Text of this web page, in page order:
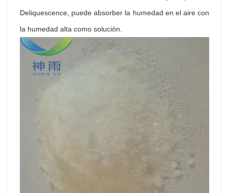
Deliquescence, puede absorber la humedad en el aire con
la humedad alta como solución.